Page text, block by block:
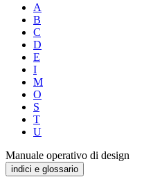
A
B
C
D
E
I
M
O
S
T
U
Manuale operativo di design
indici e glossario